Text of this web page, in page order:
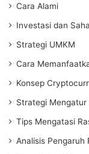
Cara Alami
Investasi dan
Strategi UMKM
Cara
Konsep
Strategi Mengatur
Tips Mengatasi
Analisis Pengaruh